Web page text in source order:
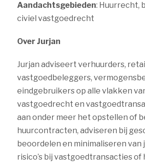
Aandachtsgebieden: Huurrecht,
civiel vastgoedrecht
Over Jurjan
Jurjan adviseert verhuurders,
vastgoedbeleggers,
eindgebruikers op alle vlakken
vastgoedrecht en
aan onder meer het opstellen of
huurcontracten, adviseren bij
beoordelen en minimaliseren van
risico’s bij vastgoedtransacties